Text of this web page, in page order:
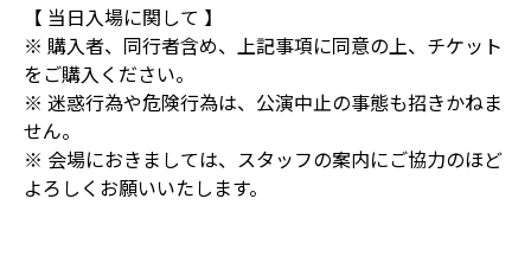
【 当日入場に関して 】
※ 購入者、同行者含め、上記事項に同意の上、チケット
をご購入ください。
※ 迷惑行為や危険行為は、公演中止の事態も招きかねま
せん。
※ 会場におきましては、スタッフの案内にご協力のほど
よろしくお願いいたします。